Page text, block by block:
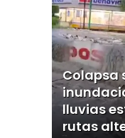
Colapsa
lluvias
rutas